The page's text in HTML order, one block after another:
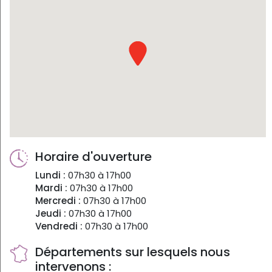
Horaire d'ouverture
Lundi : 07h30 à 17h00
Mardi : 07h30 à 17h00
Mercredi : 07h30 à 17h00
Jeudi : 07h30 à 17h00
Vendredi : 07h30 à 17h00
Départements sur lesquels nous
intervenons :